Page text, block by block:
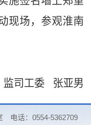
现场，参观淮南
监司工委 张亚男
电话：0554-5362709